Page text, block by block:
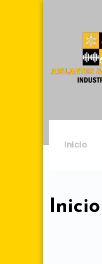
Inicio
Inicio